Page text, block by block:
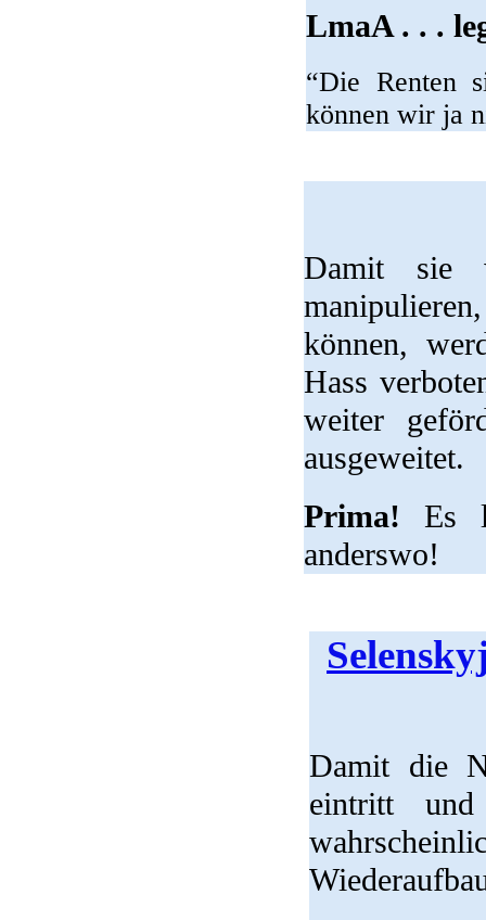
LmaA . . .
“Die Renten
können wir ja
Damit sie
können,
Hass
weiter
ausgeweitet.
Prima! Es
anderswo!
Damit die
eintritt